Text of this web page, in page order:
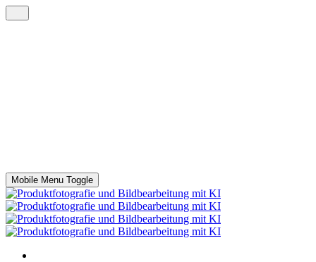
Mobile Menu Toggle